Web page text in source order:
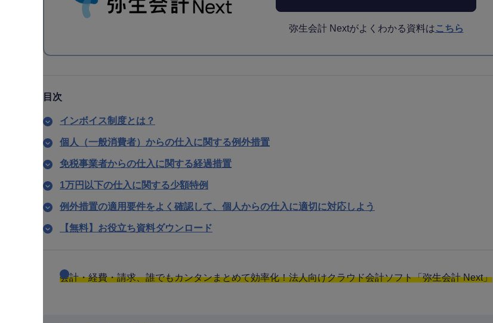
弥生会計 Nextがよくわかる資料はこちら
目次
インボイス制度とは？
個人（一般消費者）からの仕入に関する例外措置
免税事業者からの仕入に関する経過措置
1万円以下の仕入に関する少額特例
例外措置の適用要件をよく確認して、個人からの仕入に適切に対応しよう
【無料】お役立ち資料ダウンロード
会計・経費・請求、誰でもカンタンまとめて効率化！法人向けクラウド会計ソフト「弥生会計 Next」